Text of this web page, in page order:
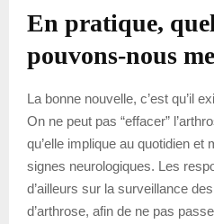
En pratique,
pouvons-nous
La bonne nouvelle, c’est qu’il
On ne peut pas “effacer”
qu’elle implique au quotidien et
signes neurologiques. Les
d’ailleurs sur la surveillance
d’arthrose, afin de ne pas